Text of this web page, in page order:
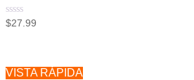
Valorado
$27.99
VISTA RÁPIDA